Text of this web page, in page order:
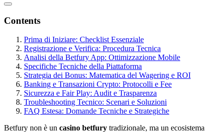
Contents
Prima di Iniziare: Checklist Essenziale
Registrazione e Verifica: Procedura Tecnica
Analisi della Betfury App: Ottimizzazione Mobile
Specifiche Tecniche della Piattaforma
Strategia dei Bonus: Matematica del Wagering e ROI
Banking e Transazioni Crypto: Protocolli e Fee
Sicurezza e Fair Play: Audit e Trasparenza
Troubleshooting Tecnico: Scenari e Soluzioni
FAQ Estesa: Domande Tecniche e Strategiche
Betfury non è un casino betfury tradizionale, ma un ecosistema